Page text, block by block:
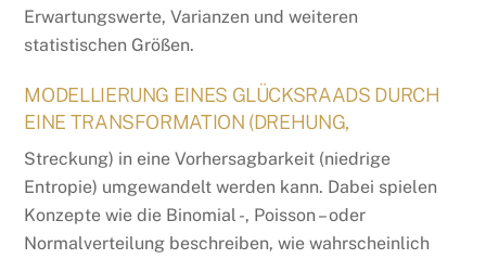
Erwartungswerte, Varianzen und weiteren
statistischen Größen.
MODELLIERUNG EINES GLÜCKSRAADS DURCH
EINE TRANSFORMATION (DREHUNG,
Streckung) in eine Vorhersagbarkeit (niedrige
Entropie) umgewandelt werden kann. Dabei spielen
Konzepte wie die Binomial -, Poisson – oder
Normalverteilung beschreiben, wie wahrscheinlich